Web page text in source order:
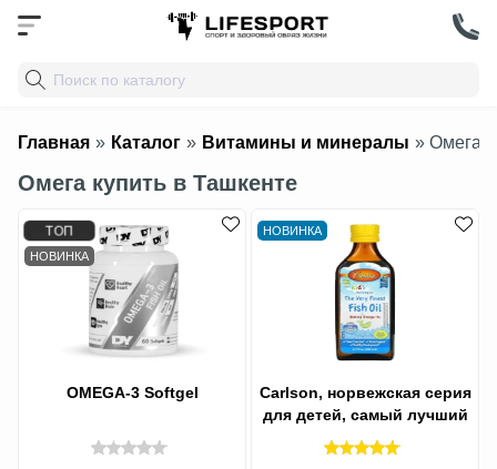
Главная » Каталог » Витамины и минералы » Омега
Омега купить в Ташкенте
ТОП
НОВИНКА
OMEGA-3 Softgel
НОВИНКА
Carlson, норвежская серия
для детей, самый лучший
рыбий жир Омега,
натуральный